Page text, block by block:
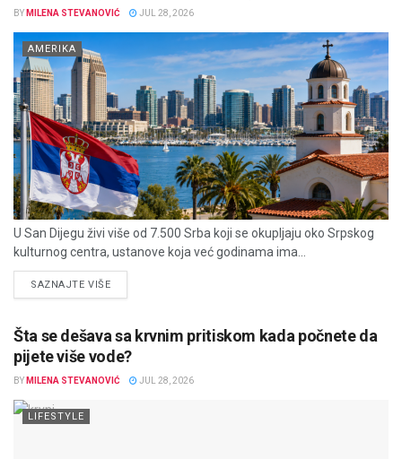
BY MILENA STEVANOVIĆ JUL 28, 2026
AMERIKA
U San Dijegu živi više od 7.500 Srba koji se okupljaju oko Srpskog
kulturnog centra, ustanove koja već godinama ima...
SAZNAJTE VIŠEDETAILS
Šta se dešava sa krvnim pritiskom kada počnete da
pijete više vode?
BY MILENA STEVANOVIĆ JUL 28, 2026
LIFESTYLE